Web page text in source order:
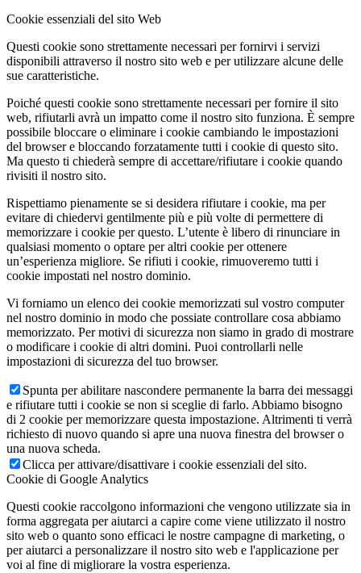
Cookie essenziali del sito Web
Questi cookie sono strettamente necessari per fornirvi i servizi
disponibili attraverso il nostro sito web e per utilizzare alcune delle
sue caratteristiche.
Poiché questi cookie sono strettamente necessari per fornire il sito
web, rifiutarli avrà un impatto come il nostro sito funziona. È sempre
possibile bloccare o eliminare i cookie cambiando le impostazioni
del browser e bloccando forzatamente tutti i cookie di questo sito.
Ma questo ti chiederà sempre di accettare/rifiutare i cookie quando
rivisiti il nostro sito.
Rispettiamo pienamente se si desidera rifiutare i cookie, ma per
evitare di chiedervi gentilmente più e più volte di permettere di
memorizzare i cookie per questo. L’utente è libero di rinunciare in
qualsiasi momento o optare per altri cookie per ottenere
un’esperienza migliore. Se rifiuti i cookie, rimuoveremo tutti i
cookie impostati nel nostro dominio.
Vi forniamo un elenco dei cookie memorizzati sul vostro computer
nel nostro dominio in modo che possiate controllare cosa abbiamo
memorizzato. Per motivi di sicurezza non siamo in grado di mostrare
o modificare i cookie di altri domini. Puoi controllarli nelle
impostazioni di sicurezza del tuo browser.
Spunta per abilitare nascondere permanente la barra dei messaggi
e rifiutare tutti i cookie se non si sceglie di farlo. Abbiamo bisogno
di 2 cookie per memorizzare questa impostazione. Altrimenti ti verrà
richiesto di nuovo quando si apre una nuova finestra del browser o
una nuova scheda.
Clicca per attivare/disattivare i cookie essenziali del sito.
Cookie di Google Analytics
Questi cookie raccolgono informazioni che vengono utilizzate sia in
forma aggregata per aiutarci a capire come viene utilizzato il nostro
sito web o quanto sono efficaci le nostre campagne di marketing, o
per aiutarci a personalizzare il nostro sito web e l'applicazione per
voi al fine di migliorare la vostra esperienza.